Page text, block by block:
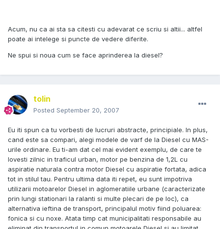
Acum, nu ca ai sta sa citesti cu adevarat ce scriu si altii... altfel
poate ai intelege si puncte de vedere diferite.
Ne spui si noua cum se face aprinderea la diesel?
tolin
Posted September 20, 2007
Eu iti spun ca tu vorbesti de lucruri abstracte, principiale. In plus,
cand este sa compari, alegi modele de varf de la Diesel cu MAS-
urile ordinare. Eu ti-am dat cel mai evident exemplu, de care te
lovesti zilnic in traficul urban, motor pe benzina de 1,2L cu
aspiratie naturala contra motor Diesel cu aspiratie fortata, adica
tot in stilul tau. Pentru ultima data iti repet, eu sunt impotriva
utilizarii motoarelor Diesel in aglomeratiile urbane (caracterizate
prin lungi stationari la ralanti si multe plecari de pe loc), ca
alternativa ieftina de transport, principalul motiv fiind poluarea:
fonica si cu noxe. Atata timp cat municipalitati responsabile au